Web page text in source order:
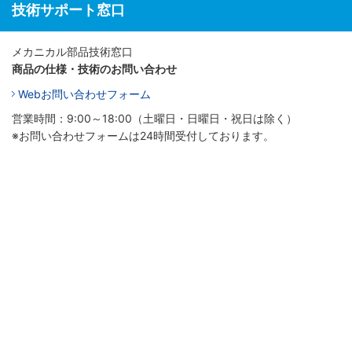
技術サポート窓口
メカニカル部品技術窓口
商品の仕様・技術のお問い合わせ
Webお問い合わせフォーム
営業時間：9:00～18:00（土曜日・日曜日・祝日は除く）
※お問い合わせフォームは24時間受付しております。